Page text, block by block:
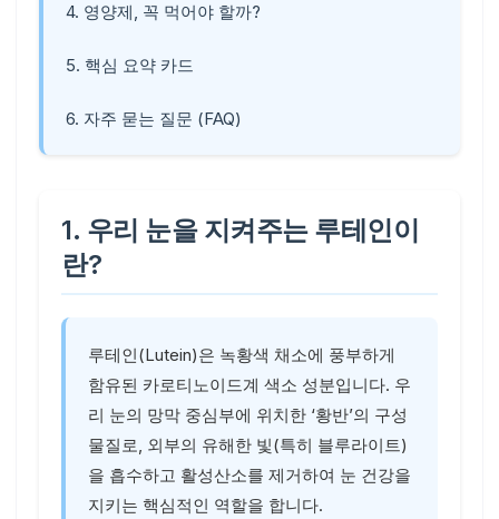
4. 영양제, 꼭 먹어야 할까?
5. 핵심 요약 카드
6. 자주 묻는 질문 (FAQ)
1. 우리 눈을 지켜주는 루테인이
란?
루테인(Lutein)은 녹황색 채소에 풍부하게
함유된 카로티노이드계 색소 성분입니다. 우
리 눈의 망막 중심부에 위치한 ‘황반’의 구성
물질로, 외부의 유해한 빛(특히 블루라이트)
을 흡수하고 활성산소를 제거하여 눈 건강을
지키는 핵심적인 역할을 합니다.